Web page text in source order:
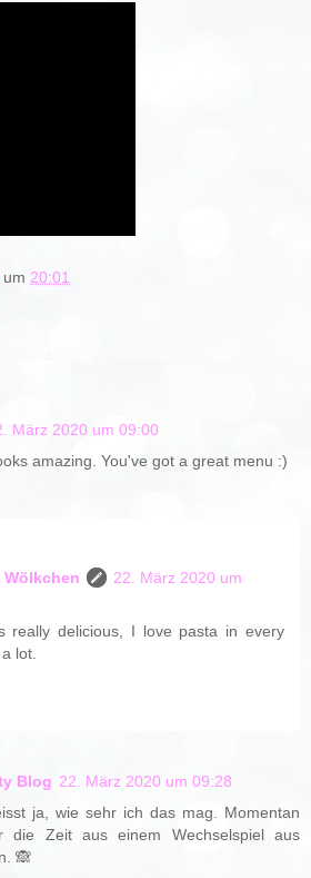
um 20:01
März 2020 um 09:00
amazing. You've got a great menu :)
Wölkchen
22. März 2020 um
really delicious, I love pasta in every
lot.
Blog 22. März 2020 um 09:28
ja, wie sehr ich das mag. Momentan
die Zeit aus einem Wechselspiel aus
🙈